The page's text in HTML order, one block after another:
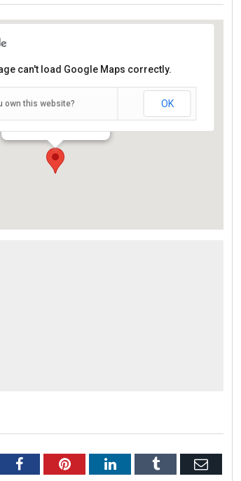
Veranstaltungen
can't load Google Maps correctly.
own this website? OK
FacebookPinterestLinkedInTumblr Email